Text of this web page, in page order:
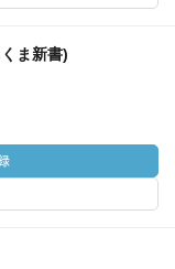
ま新書)